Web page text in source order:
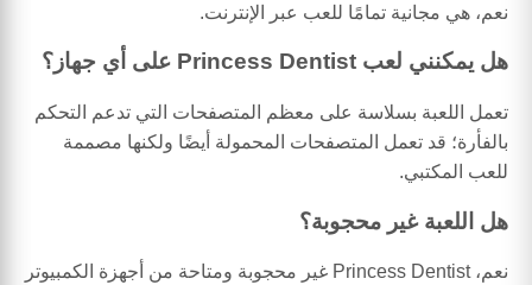
نعم، هي مجانية تمامًا للعب عبر الإنترنت.
هل يمكنني لعب Princess Dentist على أي جهاز؟
تعمل اللعبة بسلاسة على معظم المتصفحات التي تدعم التحكم
بالفأرة؛ قد تعمل المتصفحات المحمولة أيضًا ولكنها مصممة
للعب المكتبي.
هل اللعبة غير محجوبة؟
نعم، Princess Dentist غير محجوبة ومتاحة من أجهزة الكمبيوتر